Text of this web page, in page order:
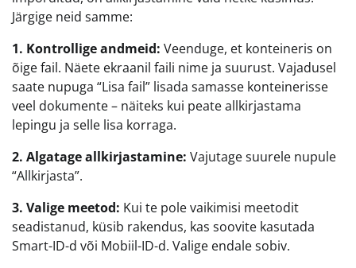
Järgige neid samme:
1. Kontrollige andmeid: Veenduge, et konteineris on
õige fail. Näete ekraanil faili nime ja suurust. Vajadusel
saate nupuga “Lisa fail” lisada samasse konteinerisse
veel dokumente – näiteks kui peate allkirjastama
lepingu ja selle lisa korraga.
2. Algatage allkirjastamine: Vajutage suurele nupule
“Allkirjasta”.
3. Valige meetod: Kui te pole vaikimisi meetodit
seadistanud, küsib rakendus, kas soovite kasutada
Smart-ID-d või Mobiil-ID-d. Valige endale sobiv.